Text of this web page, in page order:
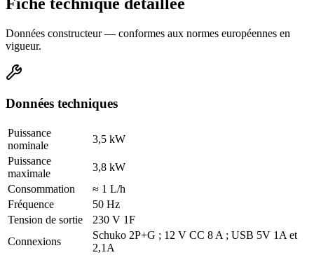
Données constructeur — conformes aux normes européennes en
vigueur.
Données techniques
Puissance
nominale
3,5 kW
Puissance
maximale
3,8 kW
Consommation
≈ 1 L/h
Fréquence
50 Hz
Tension de sortie
230 V 1F
Connexions
Schuko 2P+G ; 12 V CC 8 A ; USB 5V 1A et
2,1A